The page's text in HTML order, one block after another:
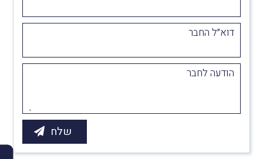
דוא״ל החבר
הודעה לחבר